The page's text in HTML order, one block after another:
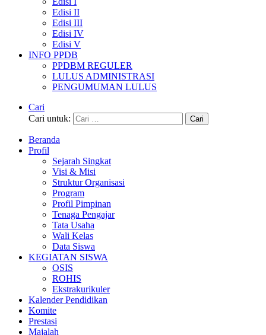
Edisi II
Edisi III
Edisi IV
Edisi V
INFO PPDB
PPDBM REGULER
LULUS ADMINISTRASI
PENGUMUMAN LULUS
Cari
Cari untuk:
Beranda
Profil
Sejarah Singkat
Visi & Misi
Struktur Organisasi
Program
Profil Pimpinan
Tenaga Pengajar
Tata Usaha
Wali Kelas
Data Siswa
KEGIATAN SISWA
OSIS
ROHIS
Ekstrakurikuler
Kalender Pendidikan
Komite
Prestasi
Majalah